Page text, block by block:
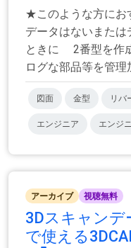
★このような方にお
データはないまた
ときに 2番型を作
ログな部品等を管
図面 金型 リバ
エンジニア エンジ
アーカイブ 視聴無料
3Dスキャン
で使える